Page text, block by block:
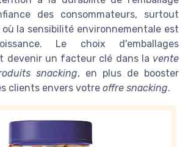
des consommateurs, surtout
la sensibilité environnementale est
Le choix d'emballages
devenir un facteur clé dans la vente
snacking, en plus de booster
clients envers votre offre snacking.